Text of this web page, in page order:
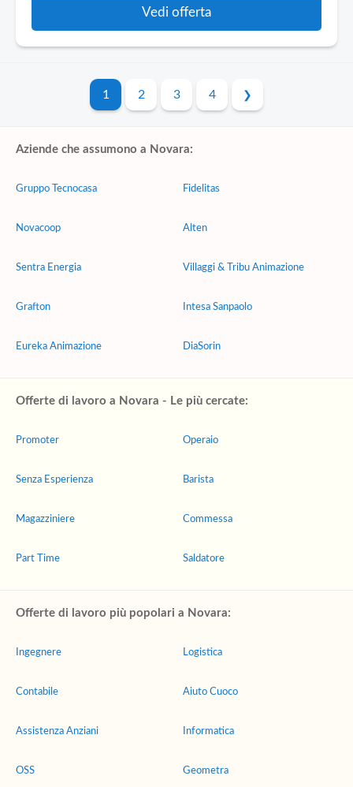
Vedi offerta
1 2 3 4
Aziende che assumono a Novara:
Gruppo Tecnocasa
Novacoop
Sentra Energia
Grafton
Eureka Animazione
Fidelitas
Alten
Villaggi & Tribu Animazione
Intesa Sanpaolo
DiaSorin
Offerte di lavoro a Novara - Le più cercate:
Promoter
Senza Esperienza
Magazziniere
Part Time
Operaio
Barista
Commessa
Saldatore
Offerte di lavoro più popolari a Novara:
Ingegnere
Contabile
Assistenza Anziani
OSS
Logistica
Aiuto Cuoco
Informatica
Geometra